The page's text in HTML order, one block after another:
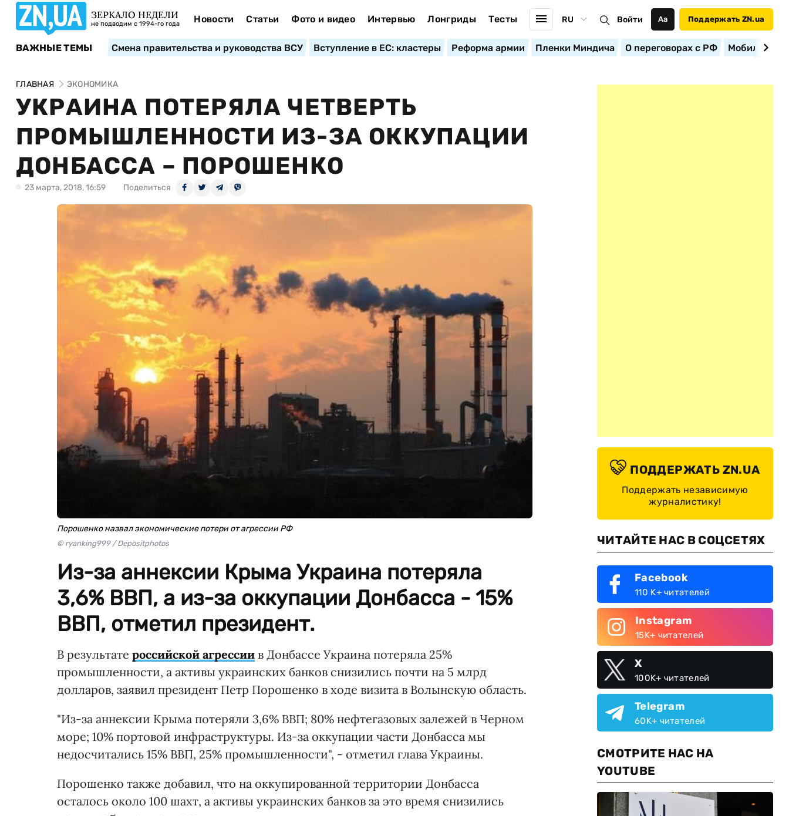
ЗЕРКАЛО НЕДЕЛИ
не подводим с 1994-го года Новости Статьи Фото и видео Интервью Лонгриды Тесты RU Войти Аа Поддержать ZN.ua
ВАЖНЫЕ ТЕМЫ Смена правительства и руководства ВСУ Вступление в ЕС: кластеры Реформа армии Пленки Миндича О переговорах с РФ
ГЛАВНАЯ ЭКОНОМИКА
УКРАИНА ПОТЕРЯЛА ЧЕТВЕРТЬ
ПРОМЫШЛЕННОСТИ ИЗ-ЗА ОККУПАЦИИ
ДОНБАССА – ПОРОШЕНКО
23 марта, 2018, 16:59 Поделиться
Порошенко назвал экономические потери от агрессии РФ
© ryanking999 / Depositphotos
Из-за аннексии Крыма Украина потеряла
3,6% ВВП, а из-за оккупации Донбасса - 15%
ВВП, отметил президент.
В результате российской агрессии в Донбассе Украина потеряла 25%
промышленности, а активы украинских банков снизились почти на 5 млрд
долларов, заявил президент Петр Порошенко в ходе визита в Волынскую область.
"Из-за аннексии Крыма потеряли 3,6% ВВП; 80% нефтегазовых залежей в Черном
море; 10% портовой инфраструктуры. Из-за оккупации части Донбасса мы
недосчитались 15% ВВП, 25% промышленности", - отметил глава Украины.
Порошенко также добавил, что на оккупированной территории Донбасса
осталось около 100 шахт, а активы украинских банков за это время снизились
ПОДДЕРЖАТЬ ZN.UA
Поддержать независимую
журналистику!
ЧИТАЙТЕ НАС В СОЦСЕТЯХ
Facebook
110 K+ читателей
Instagram
15K+ читателей
X
100K+ читателей
Telegram
60K+ читателей
СМОТРИТЕ НАС НА
YOUTUBE